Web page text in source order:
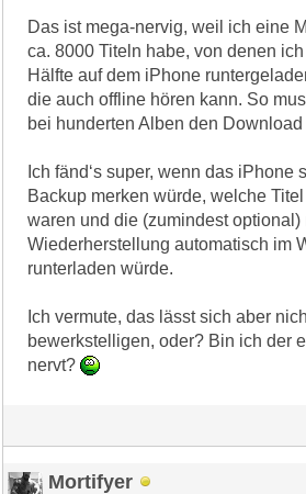
Das ist mega-nervig, weil ich eine
ca. 8000 Titeln habe, von denen
Hälfte auf dem iPhone
die auch offline hören kann. So
bei hunderten Alben den
Ich fänd‘s super, wenn das iPhone
Backup merken würde, welche
waren und die (zumindest optional)
Wiederherstellung automatisch im
runterladen würde.
Ich vermute, das lässt sich aber
bewerkstelligen, oder? Bin ich der
nervt?
Mortifyer